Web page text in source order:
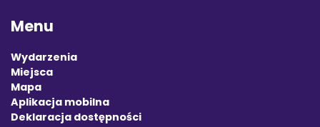
Menu
Wydarzenia
Miejsca
Mapa
Aplikacja mobilna
Deklaracja dostępności